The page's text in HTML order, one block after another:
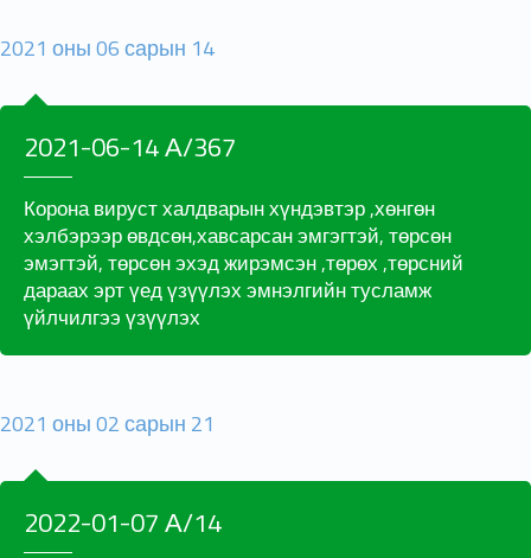
2021 оны 06 сарын 14
2021-06-14 А/367
Корона вируст халдварын хүндэвтэр ,хөнгөн
хэлбэрээр өвдсөн,хавсарсан эмгэгтэй, төрсөн
эмэгтэй, төрсөн эхэд жирэмсэн ,төрөх ,төрсний
дараах эрт үед үзүүлэх эмнэлгийн тусламж
үйлчилгээ үзүүлэх
2021 оны 02 сарын 21
2022-01-07 А/14